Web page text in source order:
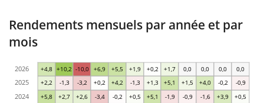
Rendements mensuels par année et par
mois
+5,8 +2,7 +2,6 -3,4 -0,2 +0,5 +5,1 -1,9 -0,9 -1,6 +3,9 +0,5
+2,2 -1,3 -3,2 +0,2 +4,2 -1,3 +1,3 +5,1 +1,5 +4,0 -0,2 -0,9
+4,8 +10,2 -10,0 +6,9 +5,5 +1,9 +0,2 +1,7 0,0 0,0 0,0 0,0
2024
2025
2026